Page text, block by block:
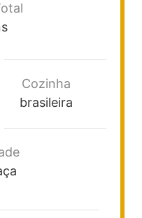
Cozinha
brasileira